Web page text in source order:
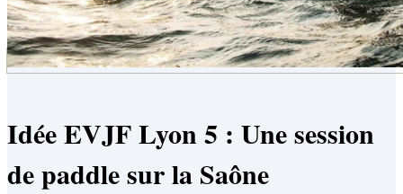
Idée EVJF Lyon 5 : Une session
de paddle sur la Saône